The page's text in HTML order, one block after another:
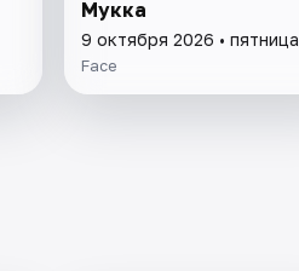
Мукка
9 октября 2026 • пятница
Face